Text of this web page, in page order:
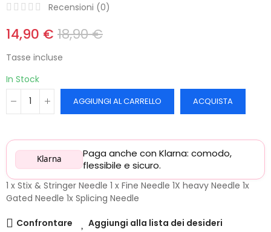
Recensioni (0)
14,90 € 18,90 €
Tasse incluse
In Stock
AGGIUNGI AL CARRELLO ACQUISTA
Klarna
Paga anche con Klarna: comodo,
flessibile e sicuro.
1 x Stix & Stringer Needle 1 x Fine Needle 1X heavy Needle 1x
Gated Needle 1x Splicing Needle
Confrontare
Aggiungi alla lista dei desideri